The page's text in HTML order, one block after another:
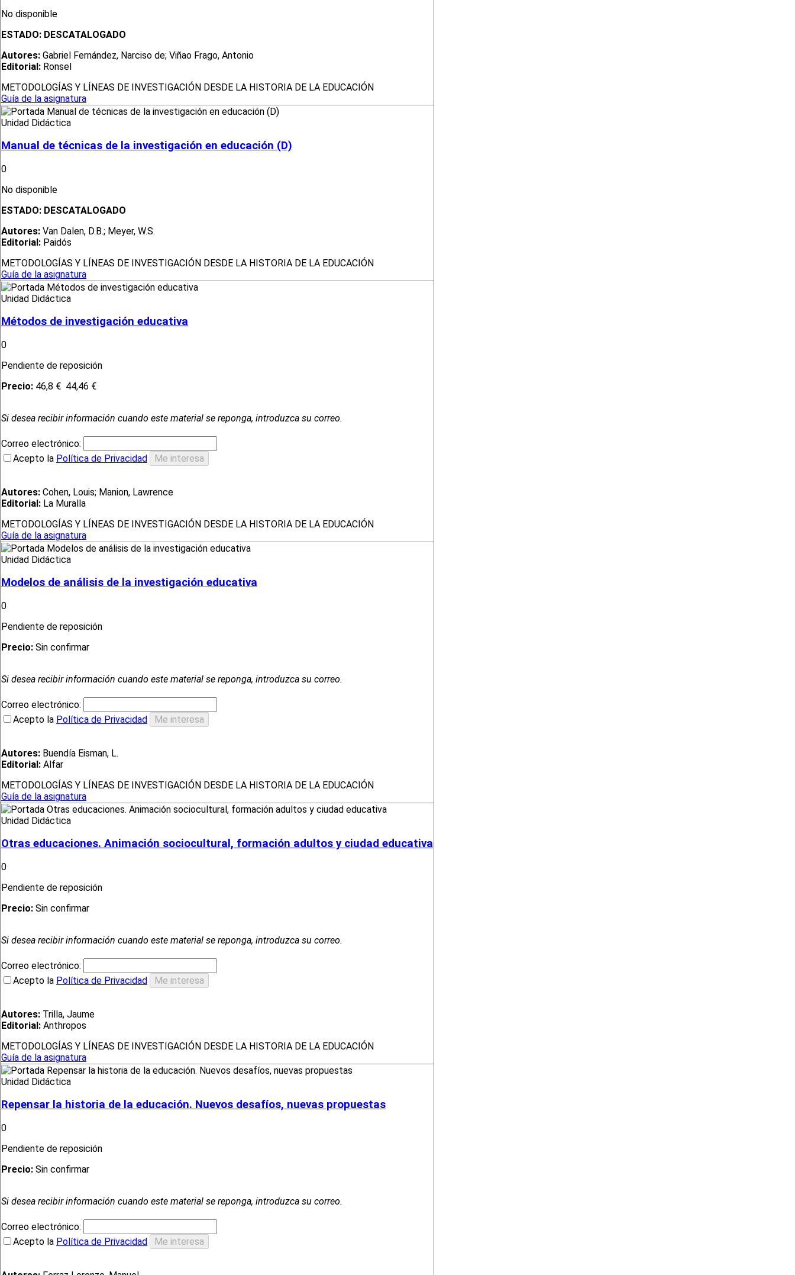
No disponible
ESTADO: DESCATALOGADO
Autores: Gabriel Fernández, Narciso de; Viñao Frago, Antonio
Editorial: Ronsel
METODOLOGÍAS Y LÍNEAS DE INVESTIGACIÓN DESDE LA HISTORIA DE LA EDUCACIÓN
Guía de la asignatura
Unidad Didáctica
Manual de técnicas de la investigación en educación (D)
0
No disponible
ESTADO: DESCATALOGADO
Autores: Van Dalen, D.B.; Meyer, W.S.
Editorial: Paidós
METODOLOGÍAS Y LÍNEAS DE INVESTIGACIÓN DESDE LA HISTORIA DE LA EDUCACIÓN
Guía de la asignatura
Unidad Didáctica
Métodos de investigación educativa
0
Pendiente de reposición
Precio: 46,8 € 44,46 €
Si desea recibir información cuando este material se reponga, introduzca su correo.
Correo electrónico:
Acepto la Política de Privacidad
Autores: Cohen, Louis; Manion, Lawrence
Editorial: La Muralla
METODOLOGÍAS Y LÍNEAS DE INVESTIGACIÓN DESDE LA HISTORIA DE LA EDUCACIÓN
Guía de la asignatura
Unidad Didáctica
Modelos de análisis de la investigación educativa
0
Pendiente de reposición
Precio: Sin confirmar
Si desea recibir información cuando este material se reponga, introduzca su correo.
Correo electrónico:
Acepto la Política de Privacidad
Autores: Buendía Eisman, L.
Editorial: Alfar
METODOLOGÍAS Y LÍNEAS DE INVESTIGACIÓN DESDE LA HISTORIA DE LA EDUCACIÓN
Guía de la asignatura
Unidad Didáctica
Otras educaciones. Animación sociocultural, formación adultos y ciudad educativa
0
Pendiente de reposición
Precio: Sin confirmar
Si desea recibir información cuando este material se reponga, introduzca su correo.
Correo electrónico:
Acepto la Política de Privacidad
Autores: Trilla, Jaume
Editorial: Anthropos
METODOLOGÍAS Y LÍNEAS DE INVESTIGACIÓN DESDE LA HISTORIA DE LA EDUCACIÓN
Guía de la asignatura
Unidad Didáctica
Repensar la historia de la educación. Nuevos desafíos, nuevas propuestas
0
Pendiente de reposición
Precio: Sin confirmar
Si desea recibir información cuando este material se reponga, introduzca su correo.
Correo electrónico:
Acepto la Política de Privacidad